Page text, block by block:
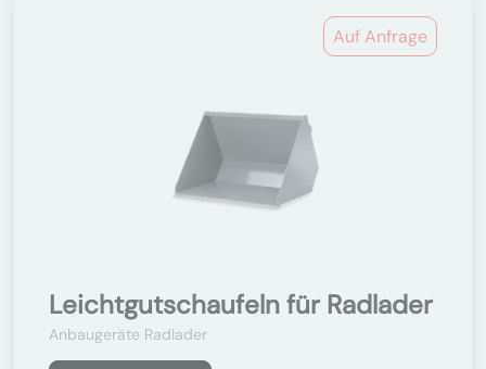
Auf Anfrage
Leichtgutschaufeln für Radlader
Anbaugeräte Radlader